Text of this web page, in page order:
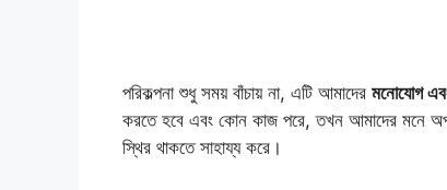
পরিকল্পনা শুধু সময় বাঁচায় না, এটি আমাদের মনোযোগ
করতে হবে এবং কোন কাজ পরে, তখন আমাদের মনে
স্থির থাকতে সাহায্য করে।